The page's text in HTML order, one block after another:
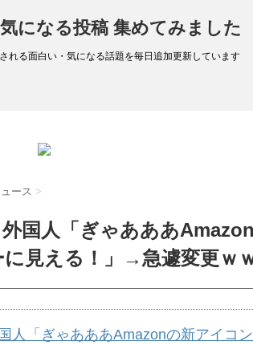
になる投稿 集めてみました
れる面白い・気になる話題を毎日追加更新しています
ース >
外国人「ぎゃあああ
に見える！」→急遽変更ｗ
人「ぎゃあああAmazonの新アイコ